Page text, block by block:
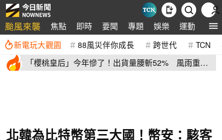
颱風來襲 焦點 即時 要聞 專題 娛樂 運動 全球
新電玩大觀園 88風災伴你成長 跨世代 TCN
「櫻桃皇后」今年慘了！出貨量腰斬52% 風雨重
北韓為比特幣第三大國！幣安：駭客